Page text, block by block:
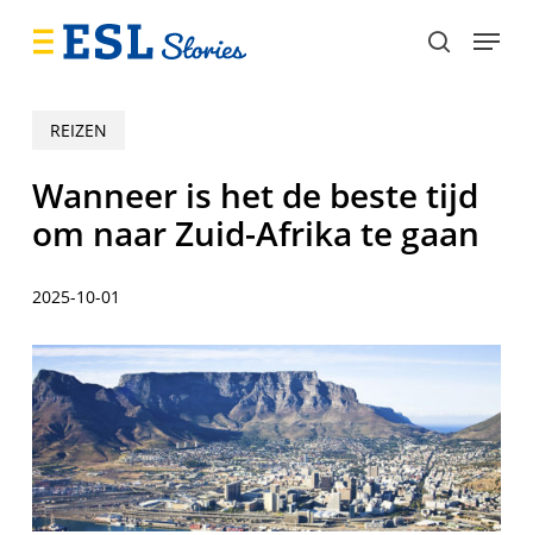
search
Menu
REIZEN
Wanneer is het de beste tijd
om naar Zuid-Afrika te gaan
2025-10-01